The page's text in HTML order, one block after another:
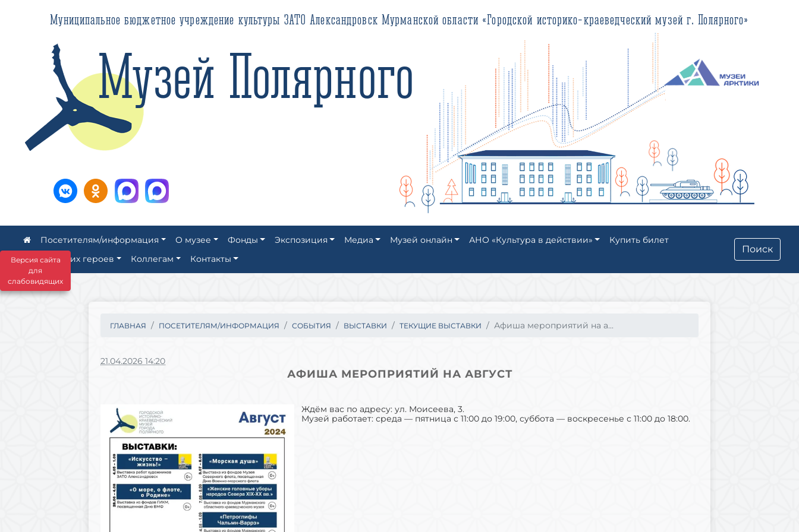
Версия сайта
для
слабовидящих
Муниципальное бюджетное учреждение культуры ЗАТО Александровск Мурманской области «Городской историко-краеведческий музей г. Полярного»
Музей Полярного
Посетителям/информация О музее Фонды Экспозиция Медиа Музей онлайн АНО «Культура в действии»
Купить билет
Аллея наших героев
Коллегам Контакты
Поиск
ГЛАВНАЯ ПОСЕТИТЕЛЯМ/ИНФОРМАЦИЯ СОБЫТИЯ ВЫСТАВКИ ТЕКУЩИЕ ВЫСТАВКИ Афиша мероприятий на а...
21.04.2026 14:20
АФИША МЕРОПРИЯТИЙ НА АВГУСТ
Ждём вас по адресу: ул. Моисеева, 3.
Музей работает: среда — пятница с 11:00 до 19:00, суббота — воскресенье с 11:00 до 18:00.